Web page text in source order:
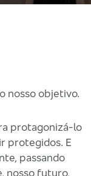
nosso objetivo.
protagonizá-lo
protegidos. E
passando
nosso futuro,